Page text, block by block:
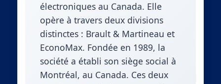
électroniques au Canada. Elle
opère à travers deux divisions
distinctes : Brault & Martineau et
EconoMax. Fondée en 1989, la
société a établi son siège social à
Montréal, au Canada. Ces deux